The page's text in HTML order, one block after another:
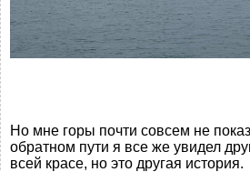
Но мне горы почти совсем не
обратном пути я все же увидел
всей красе, но это другая история.